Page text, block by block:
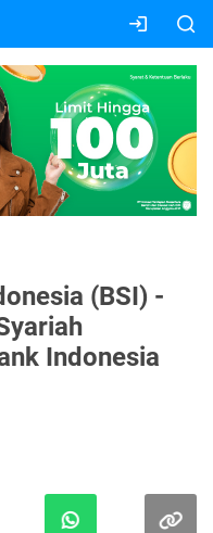
(BSI) -
Indonesia